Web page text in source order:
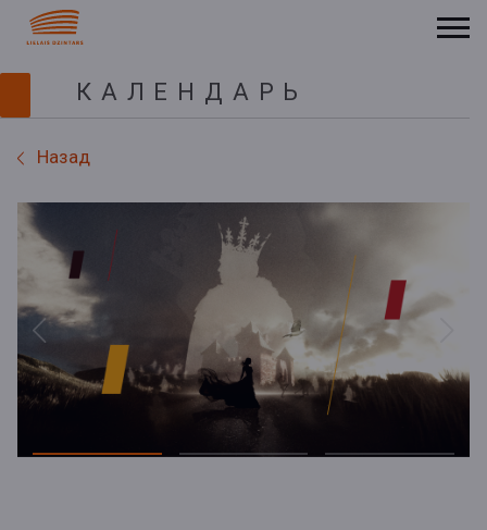
КАЛЕНДАРЬ
Назад
Previous